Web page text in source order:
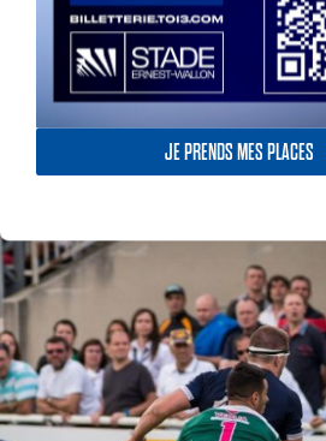
JE PRENDS MES PLACES
Finale Elite 2015 – TO-ASC – 9 mai 2015
9 mai 2015